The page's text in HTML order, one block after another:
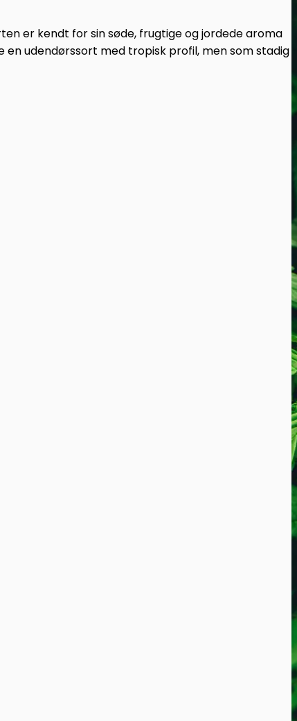
er kendt for sin søde, frugtige og jordede aroma
udendørssort med tropisk profil, men som stadig